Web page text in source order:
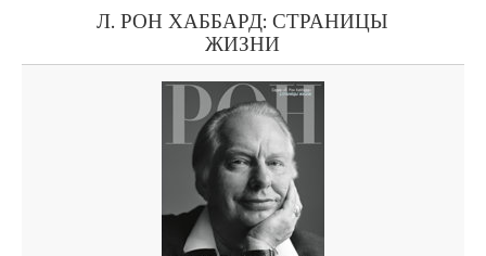
Л. РОН ХАББАРД: СТРАНИЦЫ
ЖИЗНИ